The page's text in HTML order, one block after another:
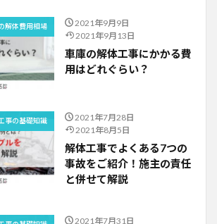
解体費用相場
2021年9月9日
2021年9月13日
車庫の解体工事にかかる費
用はどれぐらい？
事の基礎知識
2021年7月28日
2021年8月5日
解体工事でよくある7つの
事故をご紹介！施主の責任
と併せて解説
2021年7月31日